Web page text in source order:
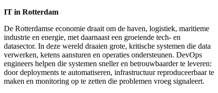
IT in Rotterdam
De Rotterdamse economie draait om de haven, logistiek, maritieme
industrie en energie, met daarnaast een groeiende tech- en
datasector. In deze wereld draaien grote, kritische systemen die data
verwerken, ketens aansturen en operaties ondersteunen. DevOps
engineers helpen die systemen sneller en betrouwbaarder te leveren:
door deployments te automatiseren, infrastructuur reproduceerbaar te
maken en monitoring op te zetten die problemen vroeg signaleert.